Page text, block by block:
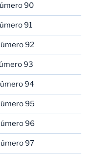
90
91
92
93
94
95
96
97